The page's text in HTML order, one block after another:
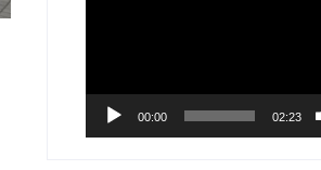
00:00 02:23